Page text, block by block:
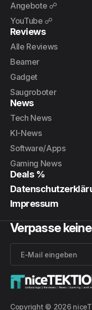
Copyright © 2026
Angebote ☍
YouTube ☍
Reviews
Alle Reviews
Beamer
Gadget
Saugroboter
News
Tech News
KI-News
Software/Apps
Gaming News
Deals %
Impressum
Verpasse